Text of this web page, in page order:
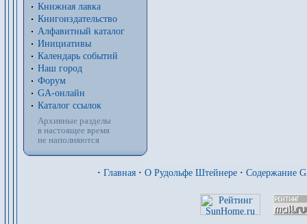
Книжная лавка
Книгоиздательство
Алфавитный каталог
Инициативы
Календарь событий
Наш город
Форум
GA-онлайн
Каталог ссылок
Архивные разделы
в настоящее время
не наполняются
· Главная · О Рудольфе Штейнере · Содержание